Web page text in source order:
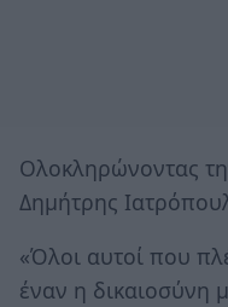
Ολοκληρώνοντας
Δημήτρης
«Όλοι αυτοί που
έναν η δικαιοσύνη